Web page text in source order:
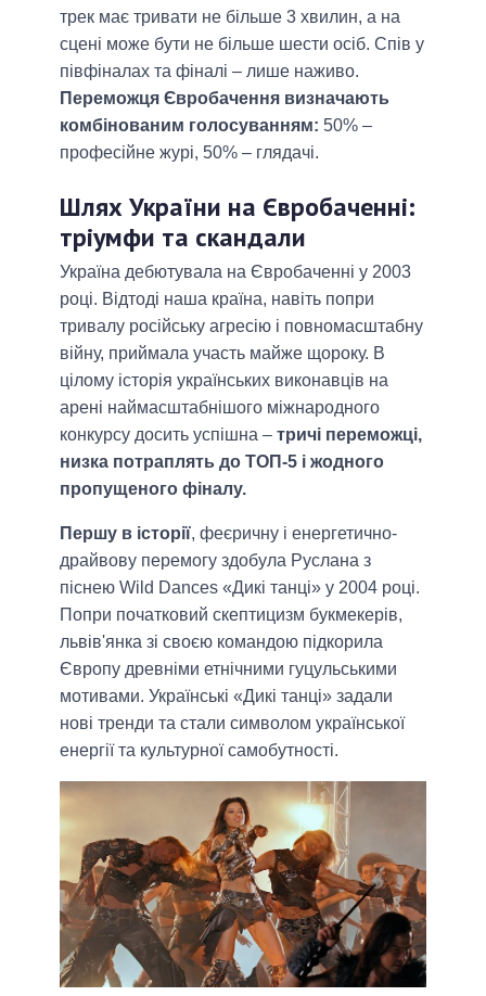
трек має тривати не більше 3 хвилин, а на
сцені може бути не більше шести осіб. Спів у
півфіналах та фіналі – лише наживо.
Переможця Євробачення визначають
комбінованим голосуванням: 50% –
професійне журі, 50% – глядачі.
Шлях України на Євробаченні:
тріумфи та скандали
Україна дебютувала на Євробаченні у 2003
році. Відтоді наша країна, навіть попри
тривалу російську агресію і повномасштабну
війну, приймала участь майже щороку. В
цілому історія українських виконавців на
арені наймасштабнішого міжнародного
конкурсу досить успішна – тричі переможці,
низка потраплять до ТОП-5 і жодного
пропущеного фіналу.
Першу в історії, феєричну і енергетично-
драйвову перемогу здобула Руслана з
піснею Wild Dances «Дикі танці» у 2004 році.
Попри початковий скептицизм букмекерів,
львів'янка зі своєю командою підкорила
Європу древніми етнічними гуцульськими
мотивами. Українські «Дикі танці» задали
нові тренди та стали символом української
енергії та культурної самобутності.